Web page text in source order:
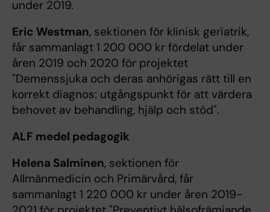
under 2019.
Eric Westman, sektionen för klinisk geriatrik,
får sammanlagt 1 200 000 kr fördelat under
åren 2019 och 2020 för projektet
"Demenssjuka och deras anhörigas rätt till en
korrekt diagnos: utgångspunkt för att värdera
behovet av behandling, hjälp och stöd".
ALF medel pedagogik
Helena Salminen, sektionen för
Allmänmedicin och Primärvård, får
sammanlagt 1 220 000 kr under åren 2019-